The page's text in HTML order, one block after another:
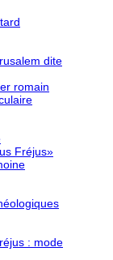
dite
romain
Fréjus»
: mode